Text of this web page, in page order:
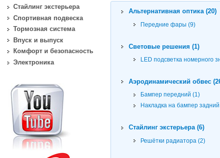
Альтернативная оптика (20)
Передние фары (9)
Световые решения (1)
LED подсветка номерного
Аэродинамический обвес
Бампер передний (1)
Накладка на бампер
Стайлинг экстерьера (6)
Решётки радиатора (2)
Стайлинг экстерьера
Спортивная подвеска
Тормозная система
Впуск и выпуск
Комфорт и безопасность
Электроника